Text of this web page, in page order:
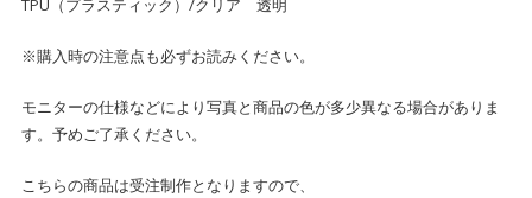
TPU（プラスティック）/クリア 透明
※購入時の注意点も必ずお読みください。
モニターの仕様などにより写真と商品の色が多少異なる場合がありま
す。予めご了承ください。
こちらの商品は受注制作となりますので、